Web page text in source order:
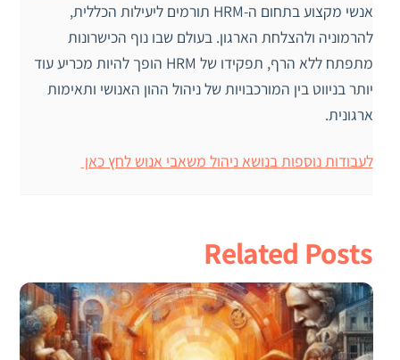
אנשי מקצוע בתחום ה-HRM תורמים ליעילות הכללית,
להרמוניה ולהצלחת הארגון. בעולם שבו נוף הכישרונות
מתפתח ללא הרף, תפקידו של HRM הופך להיות מכריע עוד
יותר בניווט בין המורכבויות של ניהול ההון האנושי ותאימות
ארגונית.
לעבודות נוספות בנושא ניהול משאבי אנוש לחץ כאן
Related Posts